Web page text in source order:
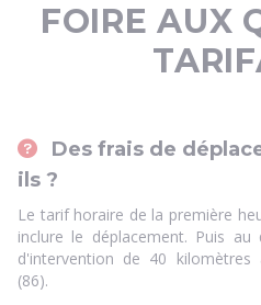
FOIRE AUX
Des frais de
ils ?
Le tarif horaire de la première
inclure le déplacement. Puis au
d'intervention de 40 kilomètres
(86).